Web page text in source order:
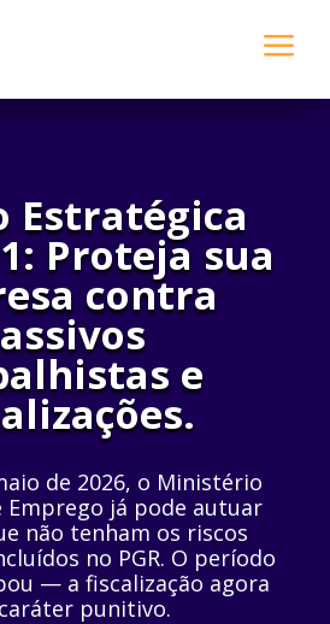
a
Estratégica
Proteja sua
contra
e
de 2026, o Ministério
Emprego já pode autuar
não tenham os riscos
no PGR. O período
— a fiscalização agora
punitivo.